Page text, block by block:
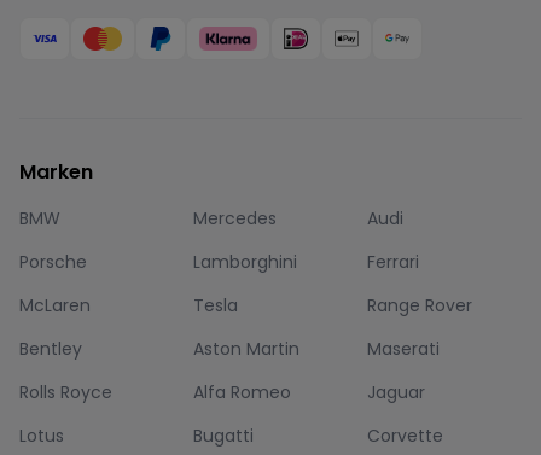
Marken
BMW Mercedes
Audi
Porsche
Lamborghini
Ferrari
McLaren
Tesla
Range Rover
Bentley
Aston Martin
Maserati
Rolls Royce
Alfa Romeo
Jaguar
Lotus
Bugatti Corvette